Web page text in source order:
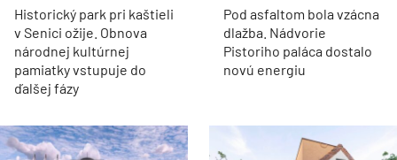
Historický park pri kaštieli
v Senici ožije. Obnova
národnej kultúrnej
pamiatky vstupuje do
ďalšej fázy
Pod asfaltom bola vzácna
dlažba. Nádvorie
Pistoriho paláca dostalo
novú energiu